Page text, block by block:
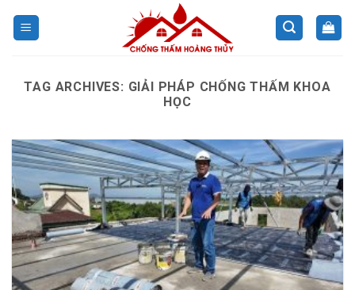
TAG ARCHIVES: GIẢI PHÁP CHỐNG THẤM KHOA
HỌC